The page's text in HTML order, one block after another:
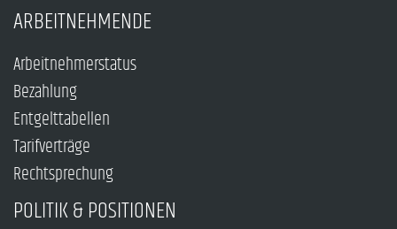
ARBEITNEHMENDE
Arbeitnehmerstatus
Bezahlung
Entgelttabellen
Tarifverträge
Rechtsprechung
POLITIK & POSITIONEN